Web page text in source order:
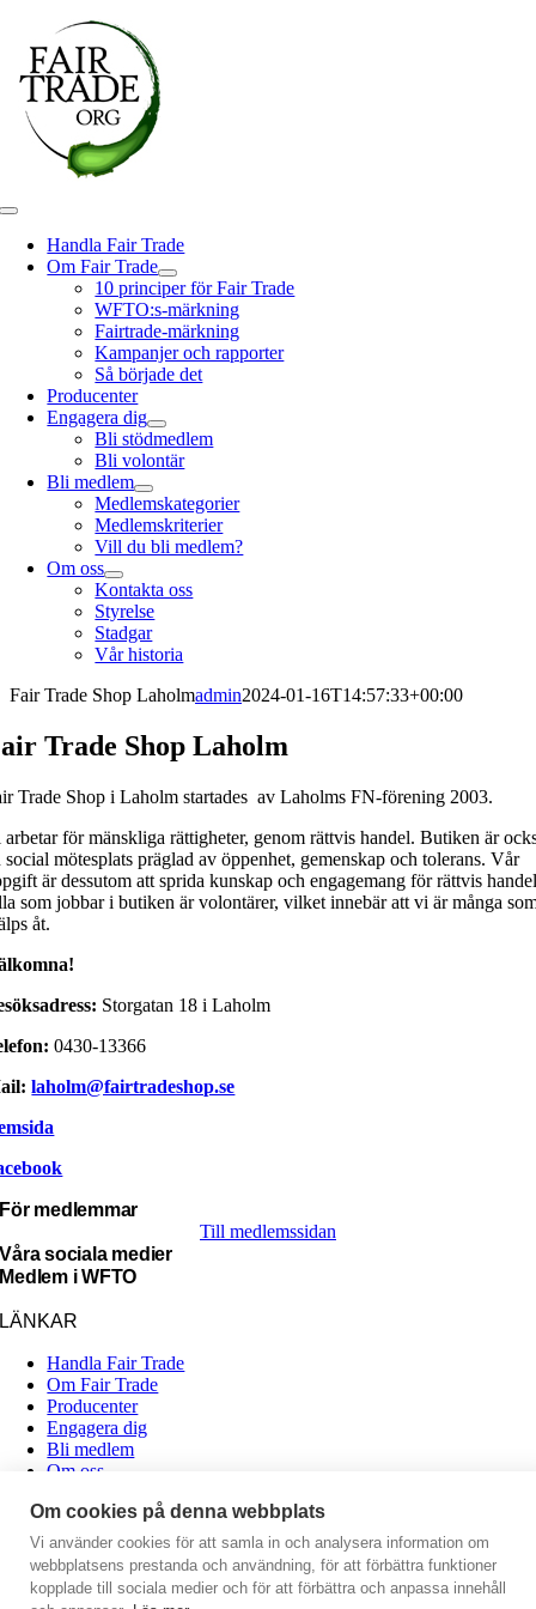
innehållet
Toggle
NavigationHandla Fair Trade
Om Fair Trade
10 principer för Fair Trade
WFTO:s-märkning
Fairtrade-märkning
Kampanjer och rapporter
Så började det
Producenter
Engagera dig
Bli stödmedlem
Bli volontär
Bli medlem
Medlemskategorier
Medlemskriterier
Vill du bli medlem?
Om oss
Kontakta oss
Styrelse
Stadgar
Vår historia
Fair Trade Shop Laholmadmin2024-01-16T14:57:33+00:00
Trade Shop Laholm
Trade Shop i Laholm startades av Laholms FN-förening 2003.
arbetar för mänskliga rättigheter, genom rättvis handel. Butiken är
social mötesplats präglad av öppenhet, gemenskap och tolerans. Vår
är dessutom att sprida kunskap och engagemang för rättvis
som jobbar i butiken är volontärer, vilket innebär att vi är många
åt.
Storgatan 18 i Laholm
0430-13366
laholm@fairtradeshop.se
För medlemmar
Till medlemssidan
Våra sociala medier
Medlem i WFTO
LÄNKAR
Handla Fair Trade
Om Fair Trade
Producenter
Engagera dig
Bli medlem
Om oss
Kontakt
Organisationen
Fair Trade Återförsäljarna
Om cookies på denna webbplats
Vi använder cookies för att samla in och analysera information om
webbplatsens prestanda och användning, för att förbättra funktioner
kopplade till sociala medier och för att förbättra och anpassa innehåll